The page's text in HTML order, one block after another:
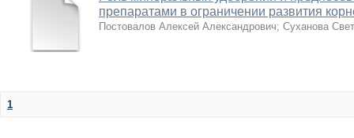
препаратами в ограничении развития
Постовалов Алексей Александрович; Суханова
1